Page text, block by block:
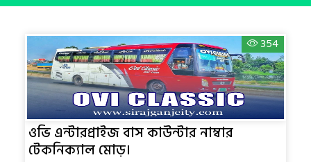
354
ওভি এন্টারপ্রাইজ বাস কাউন্টার নাম্বার
টেকনিক্যাল মোড়।